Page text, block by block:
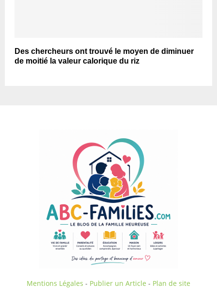
Des chercheurs ont trouvé le moyen de diminuer
de moitié la valeur calorique du riz
Mentions Légales - Publier un Article - Plan de site